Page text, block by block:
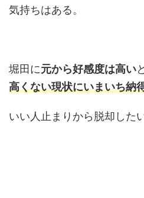
気持ちはある。
堀田に元から好感度は高い
高くない現状にいまいち納
いい人止まりから脱却した